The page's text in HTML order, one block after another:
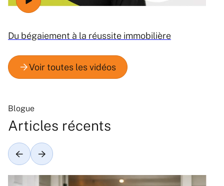
Du bégaiement à la réussite immobilière
Blogue
Articles récents